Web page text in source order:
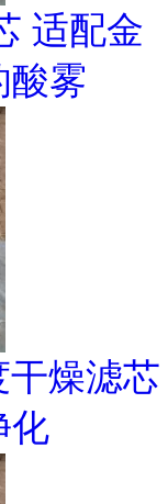
适配金
酸雾
燥滤芯
化